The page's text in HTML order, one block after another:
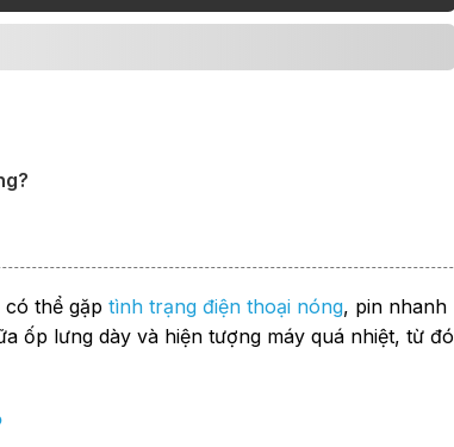
thể gặp tình trạng điện thoại nóng, pin nhanh
ốp lưng dày và hiện tượng máy quá nhiệt, từ đó